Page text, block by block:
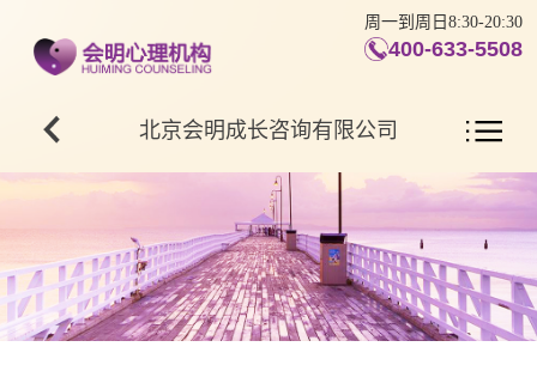
周一到周日8:30-20:30
400-633-5508
北京会明成长咨询有限公司